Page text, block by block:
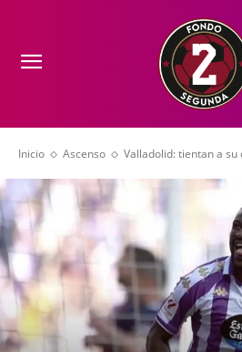
Inicio Ascenso Valladolid: tientan a